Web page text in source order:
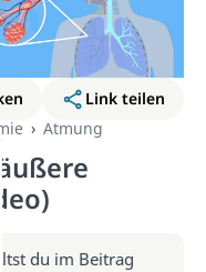
Link teilen
Atmung
du im Beitrag